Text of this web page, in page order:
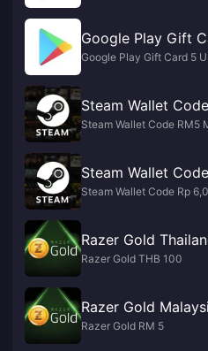
Google Play Gift
Google Play Gift Card 5
Steam Wallet
Steam Wallet Code RM5
Steam Wallet
Steam Wallet Code Rp
Razer Gold
Razer Gold THB 100
Razer Gold
Razer Gold RM 5